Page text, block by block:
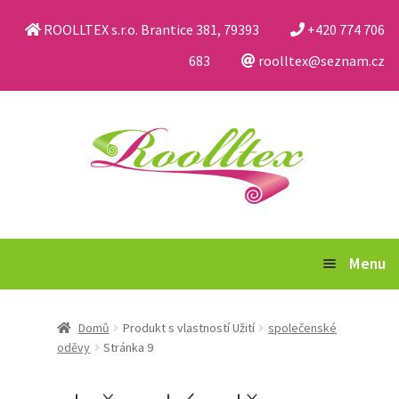
ROOLLTEX s.r.o. Brantice 381, 79393
+420 774 706
683
roolltex@seznam.cz
Menu
Obchodní podmínky a reklamační řád
Domů Produkt s vlastností Užití
společenské
oděvy
Stránka 9